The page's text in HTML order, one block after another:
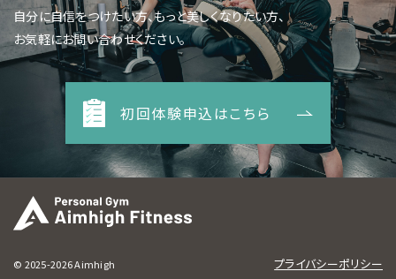
自分に自信をつけたい方、もっと美しくなりたい方、
お気軽にお問い合わせください。
初回体験申込はこちら
© 2025-2026 Aimhigh プライバシーポリシー